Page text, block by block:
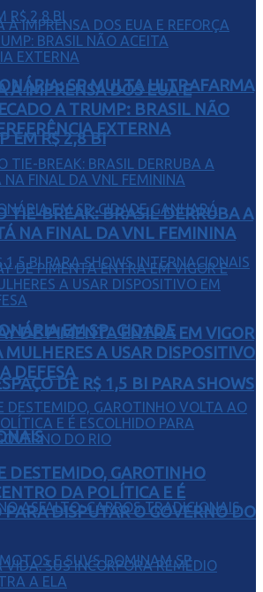
SP MULTA ULTRAFARMA
EM R$ 2,8 BI
EM SP: CIDADE
DE R$ 1,5 BI PARA SHOWS
À IMPRENSA DOS EUA E
A TRUMP: BRASIL NÃO
EXTERNA
TIE-BREAK: BRASIL DERRUBA A
NA FINAL DA VNL FEMININA
DE PIMENTA ENTRA EM VIGOR
MULHERES A USAR DISPOSITIVO
DEFESA
DESTEMIDO, GAROTINHO
DA POLÍTICA E É
PARA DISPUTAR O GOVERNO DO